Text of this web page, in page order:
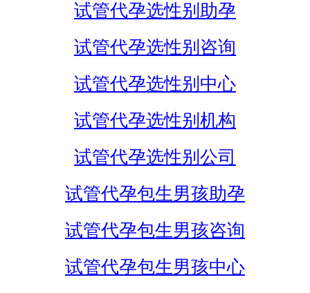
试管代孕选性别助孕
试管代孕选性别咨询
试管代孕选性别中心
试管代孕选性别机构
试管代孕选性别公司
试管代孕包生男孩助孕
试管代孕包生男孩咨询
试管代孕包生男孩中心